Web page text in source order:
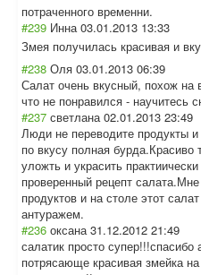
потраченного временни.
#239 Инна 03.01.2013 13:33
Змея получилась красивая и
#238 Оля 03.01.2013 06:39
Салат очень вкусный, похож на
что не понравился - научитесь
#237 светлана 02.01.2013 23:49
Люди не переводите продукты
по вкусу полная
уложть и украсить
проверенный рецепт
продуктов и на столе этот
антуражем.
#236 оксана 31.12.2012 21:49
салатик просто супер!!!спасибо
потрясающе красивая змейка